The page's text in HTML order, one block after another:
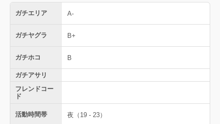
ガチエリア A-
ガチヤグラ B+
ガチホコ B
ガチアサリ
フレンドコー
ド
活動時間帯 夜（19 - 23）